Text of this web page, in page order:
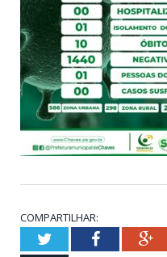
COMPARTILHAR:
TwitterFacebook